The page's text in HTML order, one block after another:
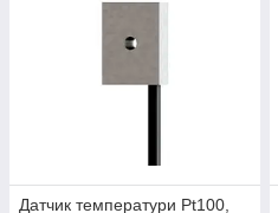
Датчик температури Pt100,